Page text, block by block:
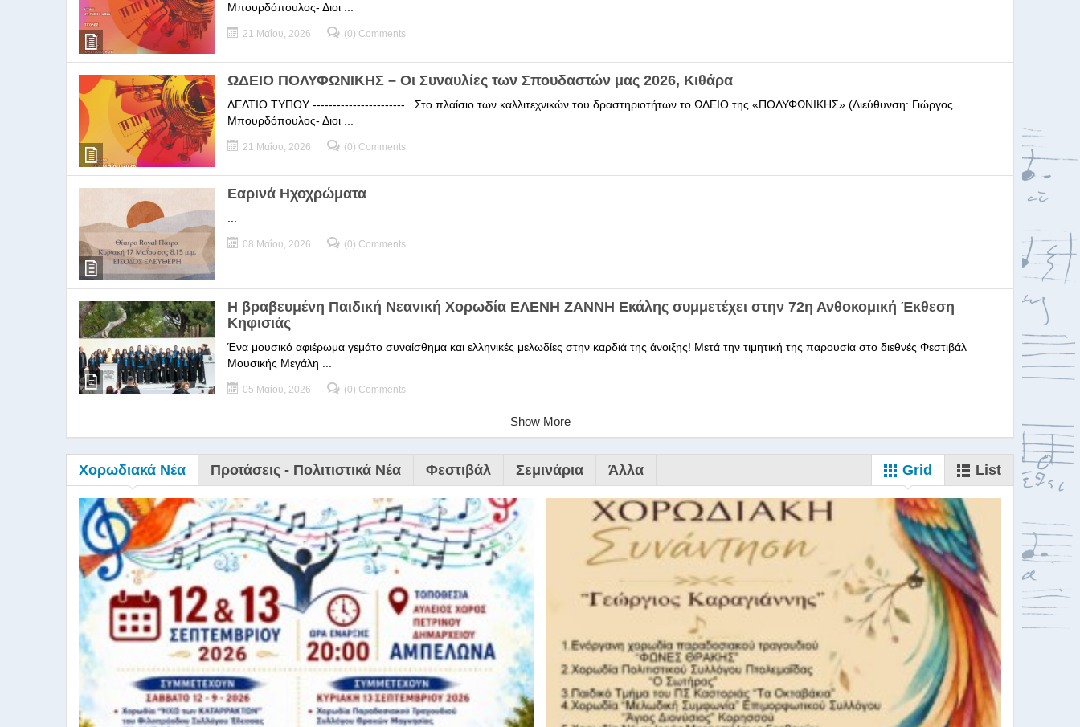
Μπουρδόπουλος- Διοι ...
21 Μαΐου, 2026 (0) Comments
ΩΔΕΙΟ ΠΟΛΥΦΩΝΙΚΗΣ – Οι Συναυλίες των Σπουδαστών μας 2026, Κιθάρα
ΔΕΛΤΙΟ ΤΥΠΟΥ ----------------------- Στο πλαίσιο των καλλιτεχνικών του δραστηριοτήτων το ΩΔΕΙΟ της «ΠΟΛΥΦΩΝΙΚΗΣ» (Διεύθυνση: Γιώργος
Μπουρδόπουλος- Διοι ...
21 Μαΐου, 2026 (0) Comments
Εαρινά Ηχοχρώματα
08 Μαΐου, 2026 (0) Comments
Η βραβευμένη Παιδική Νεανική Χορωδία ΕΛΕΝΗ ΖΑΝΝΗ Εκάλης συμμετέχει στην 72η Ανθοκομική Έκθεση
Κηφισιάς
Ένα μουσικό αφιέρωμα γεμάτο συναίσθημα και ελληνικές μελωδίες στην καρδιά της άνοιξης! Μετά την τιμητική της παρουσία στο διεθνές Φεστιβάλ
Μουσικής Μεγάλη ...
05 Μαΐου, 2026 (0) Comments
Show More
Χορωδιακά Νέα Προτάσεις - Πολιτιστικά Νέα Φεστιβάλ Σεμινάρια Άλλα Grid List